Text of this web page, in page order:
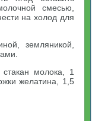
смесью,
на холод для
земляникой,
молока, 1
желатина, 1,5